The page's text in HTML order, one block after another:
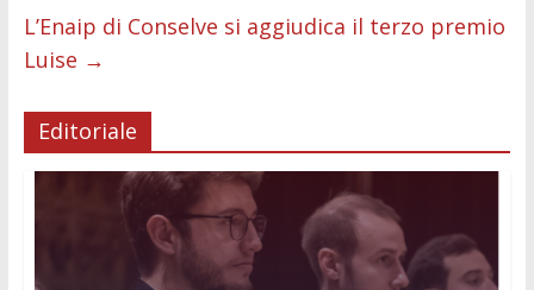
L’Enaip di Conselve si aggiudica il terzo premio
Luise →
Editoriale